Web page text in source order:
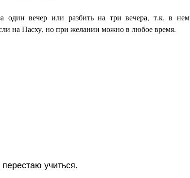
один вечер или разбить на три вечера, т.к. в нем
на Пасху, но при желании можно в любое время.
учиться.